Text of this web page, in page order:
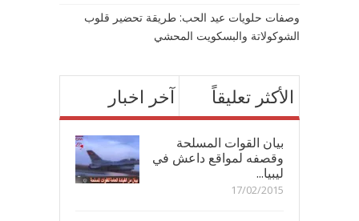
وصفات حلويات عيد الحب: طريقة تحضير قلوب
الشوكولاتة والبسكويت المحشي
آخر اخبار الأكثر تعليقاً
بيان القوات المسلحة
وقصفه لمواقع داعش في
ليبيا...
17/02/2015